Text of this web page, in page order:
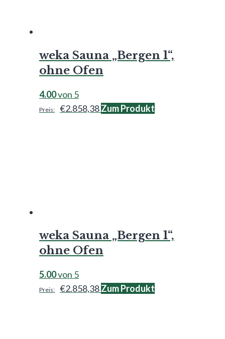
weka Sauna „Bergen 1“,
ohne Ofen
4.00von 5
€2.858,38Zum Produkt
weka Sauna „Bergen 1“,
ohne Ofen
5.00von 5
€2.858,38Zum Produkt